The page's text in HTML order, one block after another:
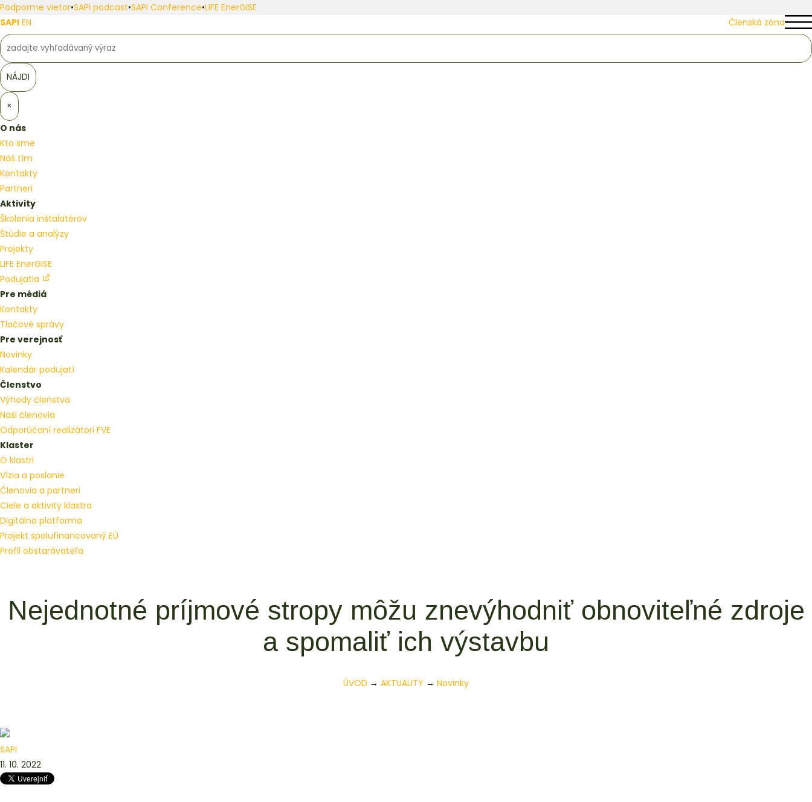
Podporme vietor•SAPI podcast•SAPI Conference•LIFE EnerGISE
SAPI EN Členská zóna
×
O nás
Kto sme
Náš tím
Kontakty
Partneri
Aktivity
Školenia inštalatérov
Štúdie a analýzy
Projekty
LIFE EnerGISE
Podujatia
Pre médiá
Kontakty
Tlačové správy
Pre verejnosť
Novinky
Kalendár podujatí
Členstvo
Výhody členstva
Naši členovia
Odporúčaní realizátori FVE
Klaster
O klastri
Vízia a poslanie
Členovia a partneri
Ciele a aktivity klastra
Digitálna platforma
Projekt spolufinancovaný EÚ
Profil obstarávateľa
Nejednotné príjmové stropy môžu znevýhodniť obnoviteľné zdroje
a spomaliť ich výstavbu
ÚVOD → AKTUALITY → Novinky
SAPI
11. 10. 2022